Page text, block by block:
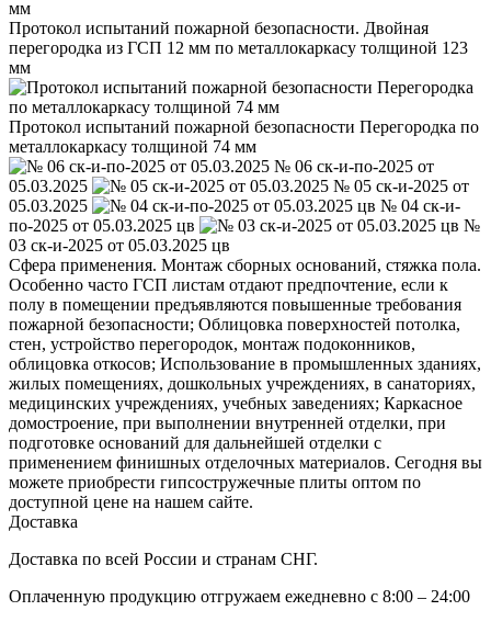
Протокол испытаний пожарной безопасности. Двойная
перегородка из ГСП 12 мм по металлокаркасу толщиной 123
мм
Протокол испытаний пожарной безопасности Перегородка по
металлокаркасу толщиной 74 мм
№ 06 ск-и-по-2025 от
05.03.2025
№ 05 ск-и-2025 от
05.03.2025
№ 04 ск-и-
по-2025 от 05.03.2025 цв
№
03 ск-и-2025 от 05.03.2025 цв
Сфера применения. Монтаж сборных оснований, стяжка пола.
Особенно часто ГСП листам отдают предпочтение, если к
полу в помещении предъявляются повышенные требования
пожарной безопасности; Облицовка поверхностей потолка,
стен, устройство перегородок, монтаж подоконников,
облицовка откосов; Использование в промышленных зданиях,
жилых помещениях, дошкольных учреждениях, в санаториях,
медицинских учреждениях, учебных заведениях; Каркасное
домостроение, при выполнении внутренней отделки, при
подготовке оснований для дальнейшей отделки с
применением финишных отделочных материалов. Сегодня вы
можете приобрести гипсостружечные плиты оптом по
доступной цене на нашем сайте.
Доставка
Доставка по всей России и странам СНГ.
Оплаченную продукцию отгружаем ежедневно с 8:00 – 24:00